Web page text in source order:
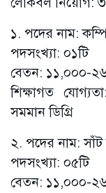
১. পদের নাম:
পদসংখ্যা: ০১টি
বেতন: ১১,০০০-
শিক্ষাগত
সমমান ডিগ্রি
২. পদের নাম: সাঁট
পদসংখ্যা: ০৫টি
বেতন: ১১,০০০-